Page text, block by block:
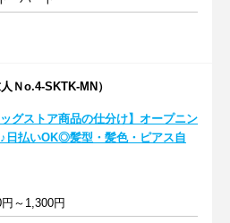
Ｎo.4-SKTK-MN）
ッグストア商品の仕分け】オープニン
日払いOK◎髪型・髪色・ピアス自
～1,300円